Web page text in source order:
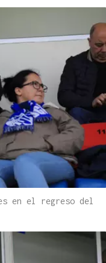
en el regreso del